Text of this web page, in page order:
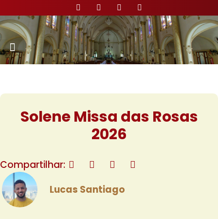
Solene Missa das Rosas
2026
Compartilhar:
Lucas Santiago